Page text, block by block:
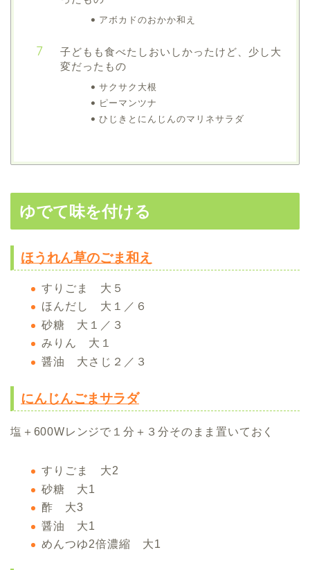
アボカドのおかか和え
子どもも食べたしおいしかったけど、少し大
変だったもの
サクサク大根
ピーマンツナ
ひじきとにんじんのマリネサラダ
ゆでて味を付ける
ほうれん草のごま和え
すりごま 大５
ほんだし 大１／６
砂糖 大１／３
みりん 大１
醤油 大さじ２／３
にんじんごまサラダ
塩＋600Wレンジで１分＋３分そのまま置いておく
すりごま 大2
砂糖 大1
酢 大3
醤油 大1
めんつゆ2倍濃縮 大1